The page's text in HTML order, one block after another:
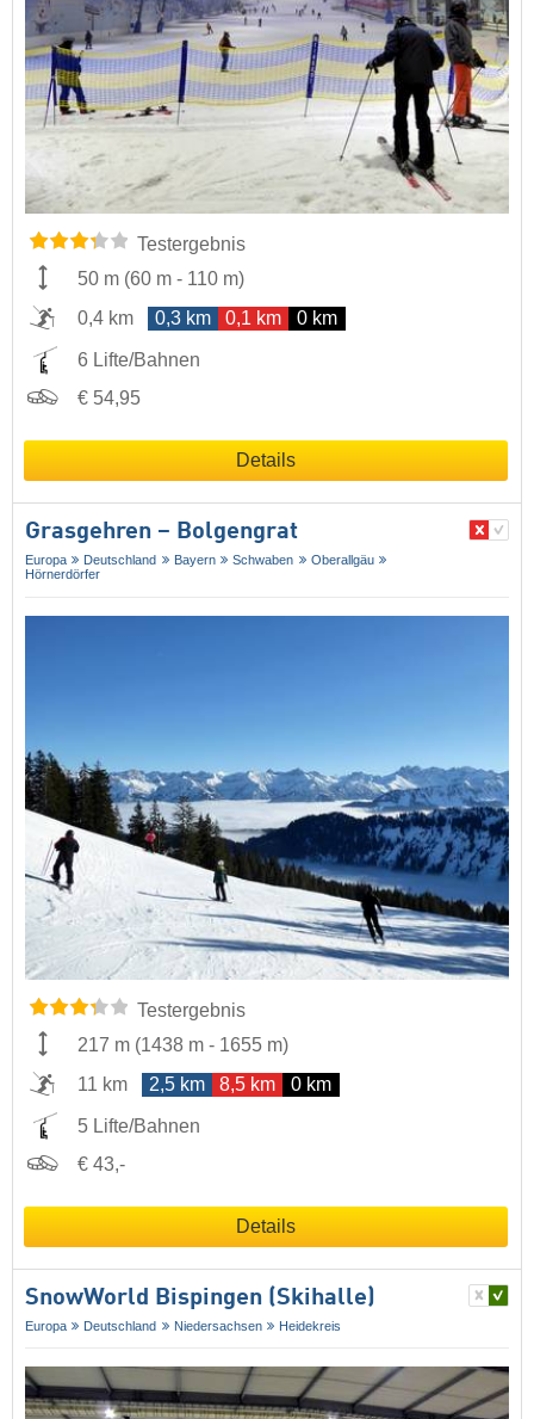
Testergebnis
50 m (60 m - 110 m)
0,4 km
0,3 km 0,1 km 0 km
6 Lifte/Bahnen
€ 54,95
Details
Grasgehren – Bolgengrat
Europa Deutschland Bayern Schwaben
Oberallgäu
Hörnerdörfer
Testergebnis
217 m (1438 m - 1655 m)
11 km
2,5 km 8,5 km 0 km
5 Lifte/Bahnen
€ 43,-
Details
SnowWorld Bispingen (Skihalle)
Europa Deutschland Niedersachsen Heidekreis